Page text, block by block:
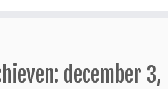
december 3,